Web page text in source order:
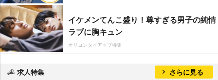
イケメンてんこ盛り！尊すぎる男子の純情
ラブに胸キュン
オリコンタイアップ特集
求人特集 さらに見る